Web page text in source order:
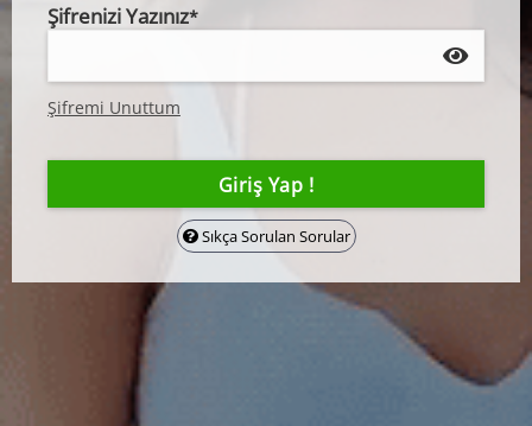
Şifrenizi Yazınız*
Şifremi Unuttum
Sıkça Sorulan Sorular